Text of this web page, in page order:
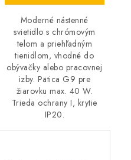
Moderné nástenné
svietidlo s chrómovým
telom a priehľadným
tienidlom, vhodné do
obývačky alebo pracovnej
izby. Pätica G9 pre
žiarovku max. 40 W.
Trieda ochrany I, krytie
IP20.